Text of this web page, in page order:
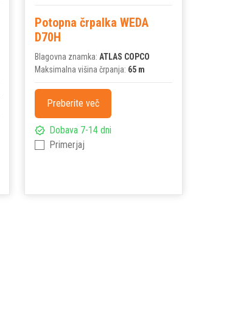
Potopna črpalka WEDA
D70H
Blagovna znamka:ATLAS COPCO
Maksimalna višina črpanja: 65 m
Preberite več
Dobava 7-14 dni
Primerjaj